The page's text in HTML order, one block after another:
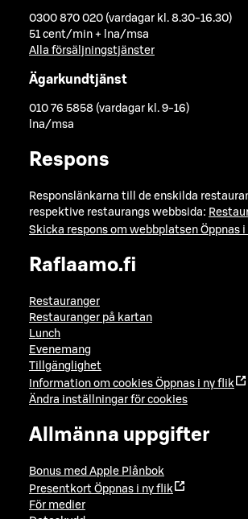
0300 870 020 (vardagar kl. 8.30-16.30)
51 cent/min + lna/msa
Alla försäljningstjänster
Ägarkundtjänst
010 76 5858 (vardagar kl. 9-16)
lna/msa
Respons
Responslänkarna till de enskilda
respektive restaurangs webbsida:
Skicka respons om webbplatsen Öppnas
Raflaamo.fi
Restauranger
Restauranger på kartan
Lunch
Evenemang
Tillgänglighet
Information om cookies Öppnas i ny flik
Ändra inställningar för cookies
Allmänna uppgifter
Bonus med Apple Plånbok
Presentkort Öppnas i ny flik
För medier